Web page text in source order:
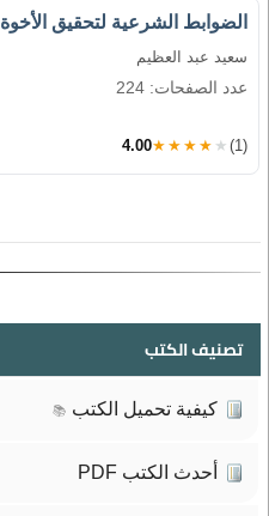
الضوابط الشرعية لتحقيق الأخوة
سعيد عبد العظيم
عدد الصفحات: 224
4.00★★★★★ (1)
تصنيف الكتب
كيفية تحميل الكتب 📚
أحدث الكتب PDF